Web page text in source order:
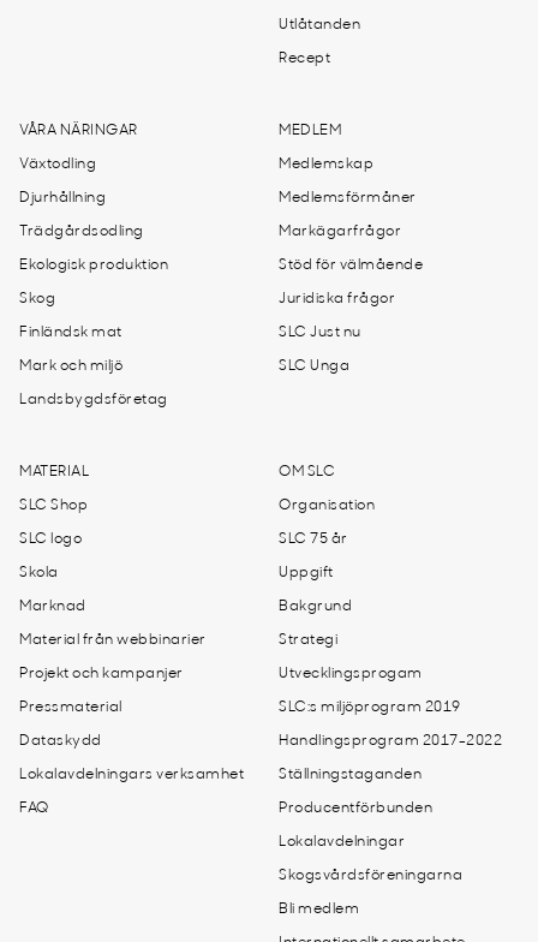
Utlåtanden
Recept
VÅRA NÄRINGAR
Växtodling
Djurhållning
Trädgårdsodling
Ekologisk produktion
Skog
Finländsk mat
Mark och miljö
Landsbygdsföretag
MEDLEM
Medlemskap
Medlemsförmåner
Markägarfrågor
Stöd för välmående
Juridiska frågor
SLC Just nu
SLC Unga
MATERIAL
SLC Shop
SLC logo
Skola
Marknad
Material från webbinarier
Projekt och kampanjer
Pressmaterial
Dataskydd
Lokalavdelningars verksamhet
FAQ
OM SLC
Organisation
SLC 75 år
Uppgift
Bakgrund
Strategi
Utvecklingsprogam
SLC:s miljöprogram 2019
Handlingsprogram 2017-2022
Ställningstaganden
Producentförbunden
Lokalavdelningar
Skogsvårdsföreningarna
Bli medlem